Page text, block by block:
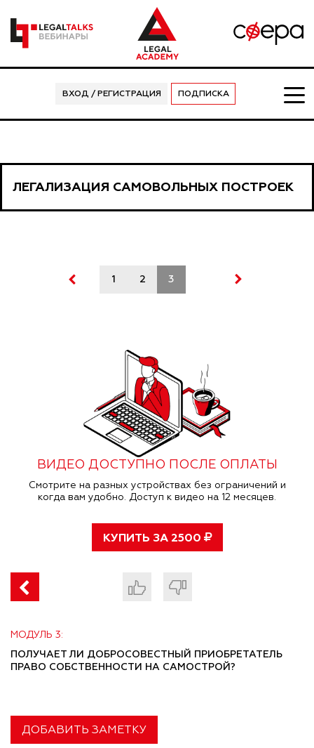
ВХОД / РЕГИСТРАЦИЯ ПОДПИСКА
ЛЕГАЛИЗАЦИЯ САМОВОЛЬНЫХ ПОСТРОЕК
1 2 3
ВИДЕО ДОСТУПНО ПОСЛЕ ОПЛАТЫ
Смотрите на разных устройствах без ограничений и
когда вам удобно. Доступ к видео на 12 месяцев.
КУПИТЬ ЗА2500
МОДУЛЬ 3:
ПОЛУЧАЕТ ЛИ ДОБРОСОВЕСТНЫЙ ПРИОБРЕТАТЕЛЬ
ПРАВО СОБСТВЕННОСТИ НА САМОСТРОЙ?
ДОБАВИТЬ ЗАМЕТКУ